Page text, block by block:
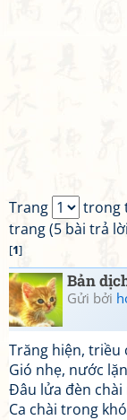
Trang
trong
trang (5 bài trả
[1]
Bản
Gửi bởi
Trăng hiện, triều
Gió nhẹ, nước
Đâu lửa đèn chài
Ca chài trong